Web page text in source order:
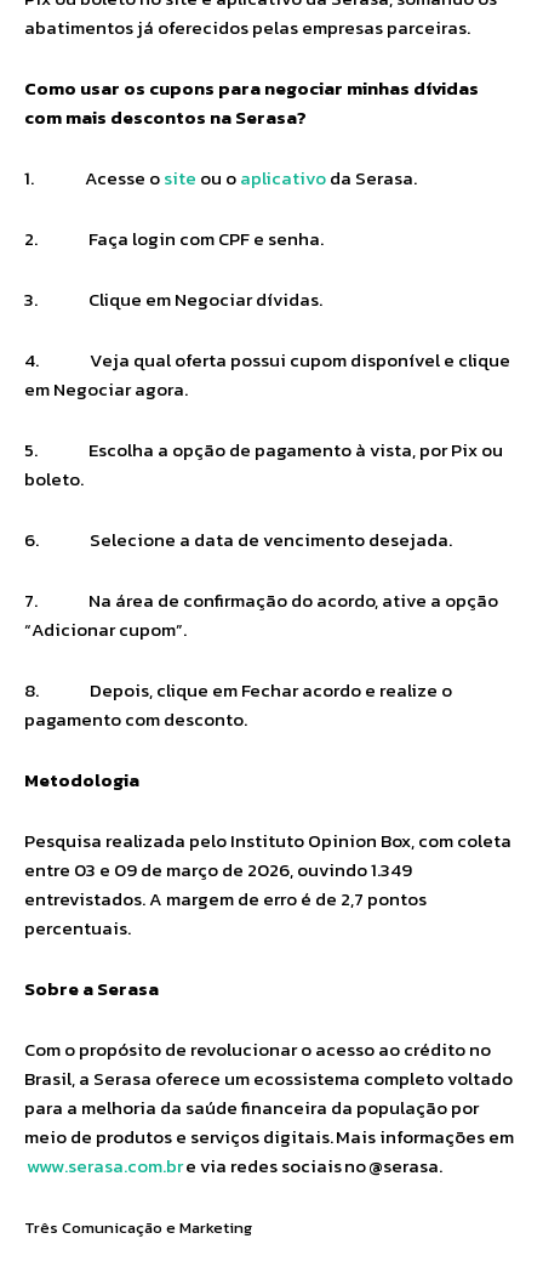
abatimentos já oferecidos pelas empresas parceiras.
Como usar os cupons para negociar minhas dívidas
com mais descontos na Serasa?
1. Acesse osite ou oaplicativoda Serasa.
2. Faça login com CPF e senha.
3. Clique em Negociar dívidas.
4. Veja qual oferta possui cupom disponível e clique
em Negociar agora.
5. Escolha a opção de pagamento à vista, por Pix ou
boleto.
6. Selecione a data de vencimento desejada.
7. Na área de confirmação do acordo, ative a opção
“Adicionar cupom”.
8. Depois, clique em Fechar acordo e realize o
pagamento com desconto.
Metodologia
Pesquisa realizada pelo Instituto Opinion Box, com coleta
entre 03 e 09 de março de 2026, ouvindo 1.349
entrevistados. A margem de erro é de 2,7 pontos
percentuais.
Sobre a Serasa
Com o propósito de revolucionar o acesso ao crédito no
Brasil, a Serasa oferece um ecossistema completo voltado
para a melhoria da saúde financeira da população por
meio de produtos e serviços digitais. Mais informações em
www.serasa.com.bre via redes sociais no @serasa.
Três Comunicação e Marketing